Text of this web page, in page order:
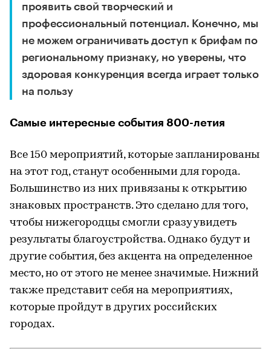
проявить свой творческий и
профессиональный потенциал. Конечно, мы
не можем ограничивать доступ к брифам по
региональному признаку, но уверены, что
здоровая конкуренция всегда играет только
на пользу
Самые интересные события 800-летия
Все 150 мероприятий, которые запланированы
на этот год, станут особенными для города.
Большинство из них привязаны к открытию
знаковых пространств. Это сделано для того,
чтобы нижегородцы смогли сразу увидеть
результаты благоустройства. Однако будут и
другие события, без акцента на определенное
место, но от этого не менее значимые. Нижний
также представит себя на мероприятиях,
которые пройдут в других российских
городах.